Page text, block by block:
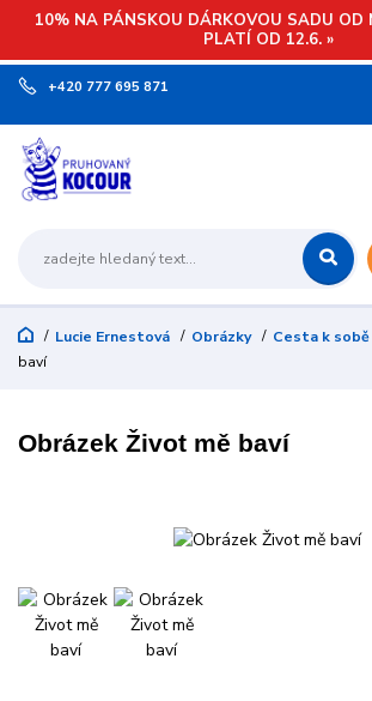
10% NA PÁNSKOU DÁRKOVOU SADU OD
PLATÍ OD 12.6. »
+420 777 695 871
Lucie Ernestová Obrázky Cesta k sobě
baví
Obrázek Život mě baví